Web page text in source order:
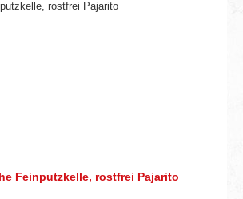
Feinputzkelle, rostfrei Pajarito